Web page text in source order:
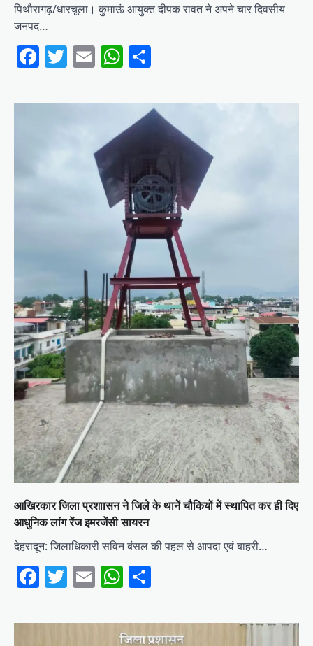
पिथौरागढ़/धारचूला। कुमाऊं आयुक्त दीपक रावत ने अपने चार दिवसीय
जनपद…
Facebook
Twitter
EmailWhatsApp
आखिरकार जिला प्रशाासन ने जिले के थानेें चौकियों में स्थापित कर ही दिए
आधुनिक लांग रेंज इमरजेंसी सायरन
देहरादून: जिलाधिकारी सविन बंसल की पहल से आपदा एवं बाहरी…
Facebook
Twitter
EmailWhatsApp